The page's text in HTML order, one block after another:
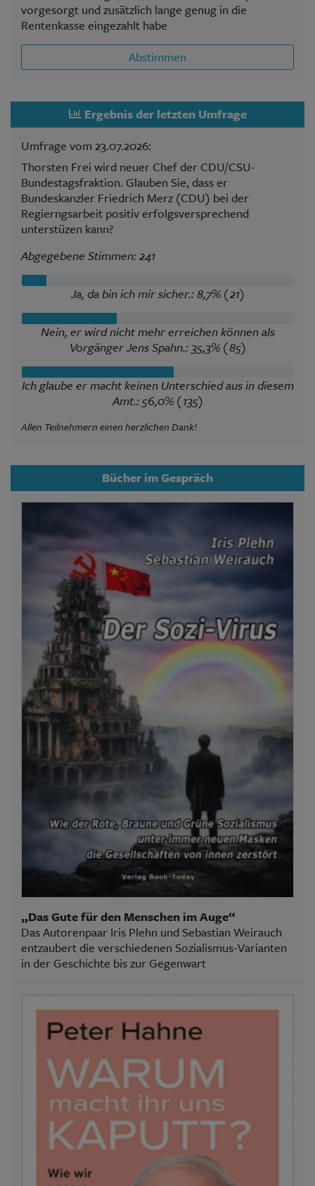
vorgesorgt und zusätzlich lange genug in die
Rentenkasse eingezahlt habe
Abstimmen
Ergebnis der letzten Umfrage
Umfrage vom 23.07.2026:
Thorsten Frei wird neuer Chef der CDU/CSU-
Bundestagsfraktion. Glauben Sie, dass er
Bundeskanzler Friedrich Merz (CDU) bei der
Regierngsarbeit positiv erfolgsversprechend
unterstüzen kann?
Abgegebene Stimmen: 241
Ja, da bin ich mir sicher.: 8,7% (21)
Nein, er wird nicht mehr erreichen können als
Vorgänger Jens Spahn.: 35,3% (85)
Ich glaube er macht keinen Unterschied aus in diesem
Amt.: 56,0% (135)
Allen Teilnehmern einen herzlichen Dank!
Bücher im Gespräch
„Das Gute für den Menschen im Auge“
Das Autorenpaar Iris Plehn und Sebastian Weirauch
entzaubert die verschiedenen Sozialismus-Varianten
in der Geschichte bis zur Gegenwart